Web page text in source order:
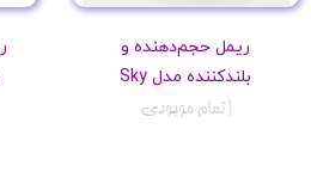
ریمل حجم‌دهنده و
بلندکننده مدل Sky
اتمام موجودی